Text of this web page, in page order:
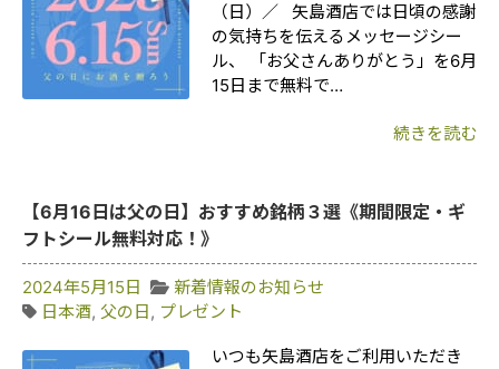
（日）／ 矢島酒店では日頃の感謝
の気持ちを伝えるメッセージシー
ル、 「お父さんありがとう」を6月
15日まで無料で…
続きを読む
【6月16日は父の日】おすすめ銘柄３選《期間限定・ギ
フトシール無料対応！》
2024年5月15日
新着情報のお知らせ
日本酒, 父の日, プレゼント
いつも矢島酒店をご利用いただき